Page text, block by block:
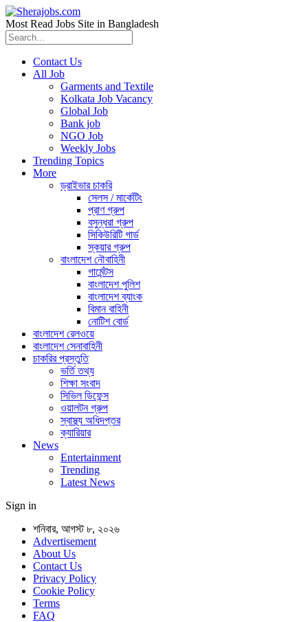
Most Read Jobs Site in Bangladesh
Contact Us
All Job
Garments and Textile
Kolkata Job Vacancy
Global Job
Bank job
NGO Job
Weekly Jobs
Trending Topics
More
ড্রাইভার চাকরি
সেলস / মার্কেটিং
প্রাণ গ্রুপ
বসুন্ধরা গ্রুপ
সিকিউরিটি গার্ড
স্কয়ার গ্রুপ
বাংলাদেশ নৌবাহিনী
গার্মেন্টস
বাংলাদেশ পুলিশ
বাংলাদেশ ব্যাংক
বিমান বাহিনী
নোটিশ বোর্ড
বাংলাদেশ রেলওয়ে
বাংলাদেশ সেনাবাহিনী
চাকরির প্রস্তুতি
ভর্তি তথ্য
শিক্ষা সংবাদ
সিভিল ডিফেন্স
ওয়ালটন গ্রুপ
স্বাস্থ্য অধিদপ্তর
ক্যারিয়ার
News
Entertainment
Trending
Latest News
Sign in
শনিবার, আগস্ট ৮, ২০২৬
Advertisement
About Us
Contact Us
Privacy Policy
Cookie Policy
Terms
FAQ